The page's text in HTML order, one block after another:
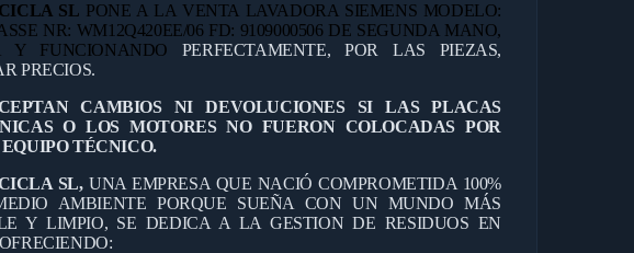
SL PONE A LA VENTA LAVADORA SIEMENS MODELO:
NR: WM12Q420EE/06 FD: 9109000506 DE SEGUNDA MANO,
Y FUNCIONANDO PERFECTAMENTE, POR LAS PIEZAS,
PRECIOS.
CAMBIOS NI DEVOLUCIONES SI LAS PLACAS
O LOS MOTORES NO FUERON COLOCADAS POR
TÉCNICO.
SL, UNA EMPRESA QUE NACIÓ COMPROMETIDA 100%
AMBIENTE PORQUE SUEÑA CON UN MUNDO MÁS
Y LIMPIO, SE DEDICA A LA GESTION DE RESIDUOS EN